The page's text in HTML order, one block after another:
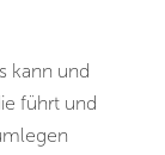
kann und
führt und